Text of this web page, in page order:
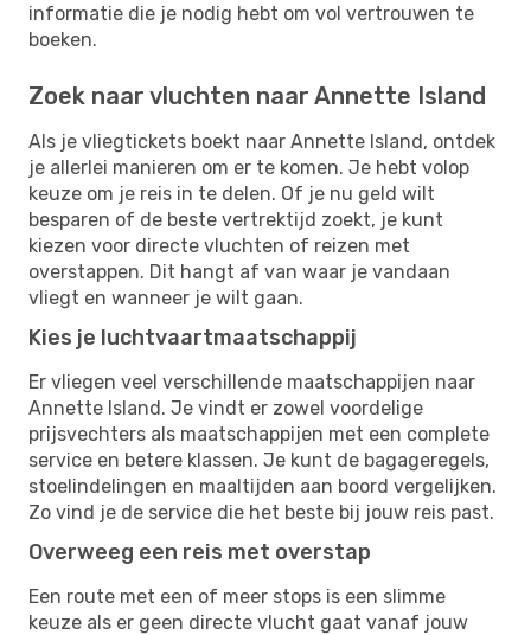
informatie die je nodig hebt om vol vertrouwen te
boeken.
Zoek naar vluchten naar Annette Island
Als je vliegtickets boekt naar Annette Island, ontdek
je allerlei manieren om er te komen. Je hebt volop
keuze om je reis in te delen. Of je nu geld wilt
besparen of de beste vertrektijd zoekt, je kunt
kiezen voor directe vluchten of reizen met
overstappen. Dit hangt af van waar je vandaan
vliegt en wanneer je wilt gaan.
Kies je luchtvaartmaatschappij
Er vliegen veel verschillende maatschappijen naar
Annette Island. Je vindt er zowel voordelige
prijsvechters als maatschappijen met een complete
service en betere klassen. Je kunt de bagageregels,
stoelindelingen en maaltijden aan boord vergelijken.
Zo vind je de service die het beste bij jouw reis past.
Overweeg een reis met overstap
Een route met een of meer stops is een slimme
keuze als er geen directe vlucht gaat vanaf jouw